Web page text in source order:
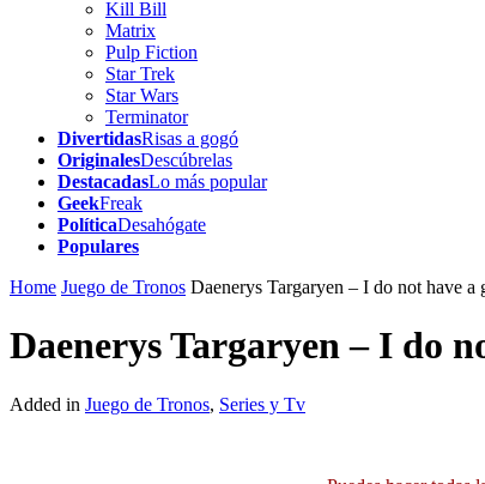
Kill Bill
Matrix
Pulp Fiction
Star Trek
Star Wars
Terminator
DivertidasRisas a gogó
OriginalesDescúbrelas
DestacadasLo más popular
GeekFreak
PolíticaDesahógate
Populares
Home Juego de Tronos Daenerys Targaryen – I do not have a
Daenerys Targaryen – I do
Added in Juego de Tronos, Series y Tv